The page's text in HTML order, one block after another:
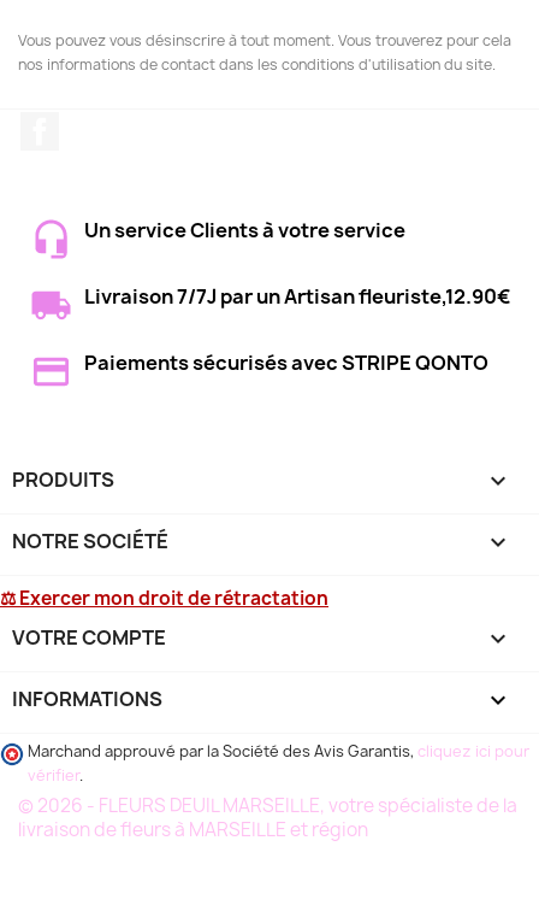
Vous pouvez vous désinscrire à tout moment. Vous trouverez pour cela
nos informations de contact dans les conditions d'utilisation du site.
Un service Clients à votre service
Livraison 7/7J par un Artisan fleuriste,12.90€
Paiements sécurisés avec STRIPE QONTO
PRODUITS 
NOTRE SOCIÉTÉ 
⚖ Exercer mon droit de rétractation
VOTRE COMPTE 
INFORMATIONS keyboard_arrow_down
Marchand approuvé par la Société des Avis Garantis, cliquez ici pour
vérifier.
© 2026 - FLEURS DEUIL MARSEILLE, votre spécialiste de la
livraison de fleurs à MARSEILLE et région